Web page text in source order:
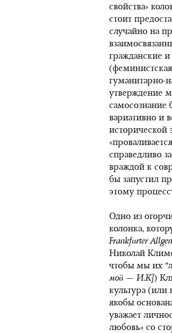
свойства»
стоит
случайно на
гражданские
гуманитарно-
утверждение
самосознание
вариативно и
исторической
справедливо
враждой к
бы запустил
этому
Одно из
колонка,
Frankfurter
Николай
чтобы мы их
мой — И.К])
культура (или
якобы
уважает
любовь» со